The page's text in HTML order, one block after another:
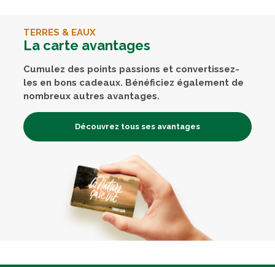
TERRES & EAUX
La carte avantages
Cumulez des points passions et convertissez-
les en bons cadeaux. Bénéficiez également de
nombreux autres avantages.
Découvrez tous ses avantages